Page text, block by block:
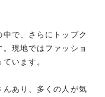
で、さらにトップク
現地ではファッショ
います。
あり、多くの人が気